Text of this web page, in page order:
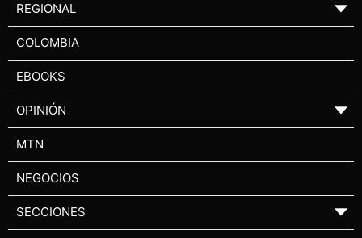
REGIONAL ▼
COLOMBIA
EBOOKS
OPINIÓN ▼
MTN
NEGOCIOS
SECCIONES ▼